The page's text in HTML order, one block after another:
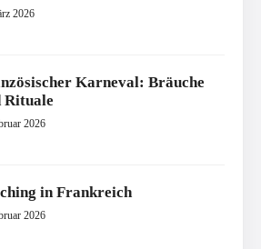
2026
Karneval: Bräuche
Rituale
2026
in Frankreich
2026